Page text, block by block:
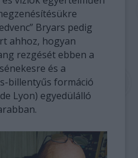
Bryars pedig
ahhoz, hogyan
rezgését ebben a
és a
billentyűs formáció
Lyon) egyedülálló